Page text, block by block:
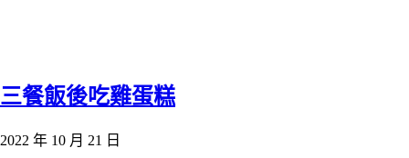
三餐飯後吃雞蛋糕
2022 年 10 月 21 日